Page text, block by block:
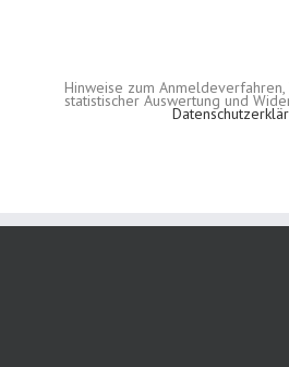
Hinweise zum
statistischer Auswertung und